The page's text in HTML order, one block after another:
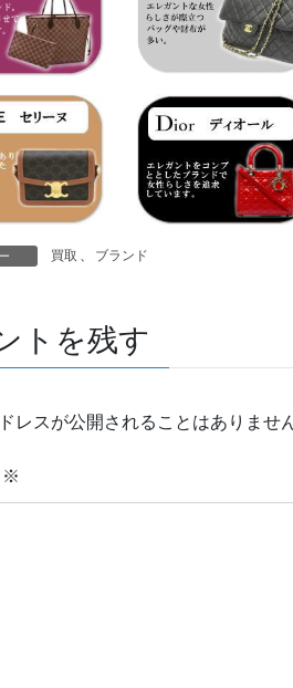
買取 、 ブランド
トを残す
レスが公開されることはありませ
※